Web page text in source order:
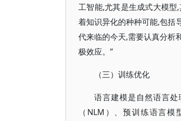
工智能,尤其是生成式大模
着知识异化的种种可能,包括
代来临的今天,需要认真分析
极效应。”
（三）训练优化
语言建模是自然语言
（NLM）、预训练语言